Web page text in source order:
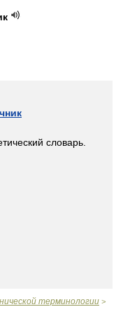
словарь.
терминологии >